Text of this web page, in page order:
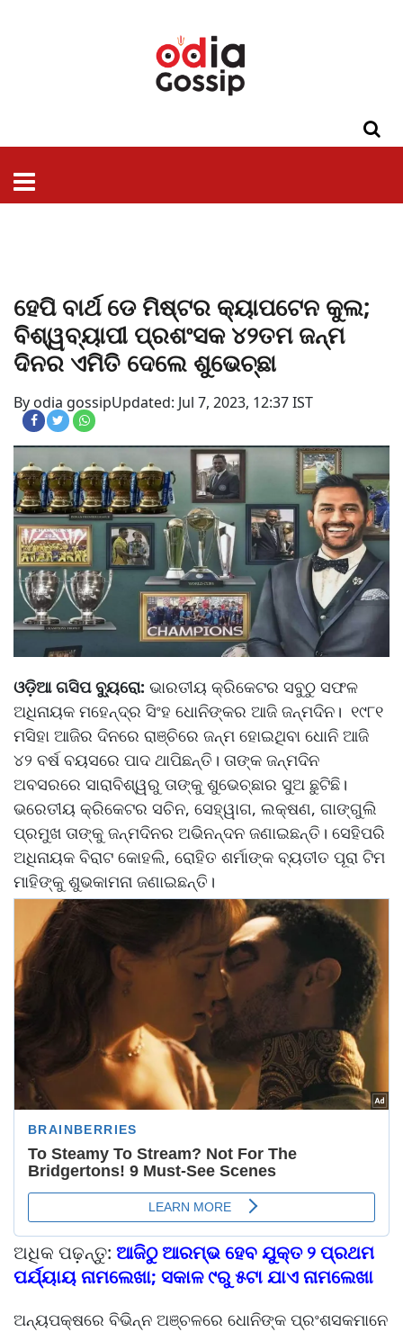
ହେପି ବାର୍ଥ ଡେ ମିଷ୍ଟର କ୍ୟାପଟେନ କୁଲ;
ବିଶ୍ୱବ୍ୟାପୀ ପ୍ରଶଂସକ ୪୨ତମ ଜନ୍ମ
ଦିନର ଏମିତି ଦେଲେ ଶୁଭେଚ୍ଛା
By odia gossipUpdated: Jul 7, 2023, 12:37 IST
ଓଡ଼ିଆ ଗସିପ ବ୍ୟୁରୋ: ଭାରତୀୟ କ୍ରିକେଟର ସବୁଠୁ ସଫଳ
ଅଧିନାୟକ ମହେନ୍ଦ୍ର ସିଂହ ଧୋନିଙ୍କର ଆଜି ଜନ୍ମଦିନ। ୧୯୮୧
ମସିହା ଆଜିର ଦିନରେ ରାଞ୍ଚିରେ ଜନ୍ମ ହୋଇଥିବା ଧୋନି ଆଜି
୪୨ ବର୍ଷ ବୟସରେ ପାଦ ଥାପିଛନ୍ତି। ତାଙ୍କ ଜନ୍ମଦିନ
ଅବସରରେ ସାରାବିଶ୍ୱରୁ ତାଙ୍କୁ ଶୁଭେଚ୍ଛାର ସୁଅ ଛୁଟିଛି।
ଭରେତୀୟ କ୍ରିକେଟର ସଚିନ, ସେହ୍ୱାଗ, ଲକ୍ଷଣ, ଗାଙ୍ଗୁଲି
ପ୍ରମୁଖ ତାଙ୍କୁ ଜନ୍ମଦିନର ଅଭିନନ୍ଦନ ଜଣାଇଛନ୍ତି। ସେହିପରି
ଅଧିନାୟକ ବିରାଟ କୋହଲି, ରୋହିତ ଶର୍ମାଙ୍କ ବ୍ୟତୀତ ପୂରା ଟିମ
ମାହିଙ୍କୁ ଶୁଭକାମନା ଜଣାଇଛନ୍ତି।
ଅଧିକ ପଢ଼ନ୍ତୁ: ଆଜିଠୁ ଆରମ୍ଭ ହେବ ଯୁକ୍ତ ୨ ପ୍ରଥମ
ପର୍ଯ୍ୟାୟ ନାମଲେଖା; ସକାଳ ୯ରୁ ୫ଟା ଯାଏ ନାମଲେଖା
ଅନ୍ୟପକ୍ଷରେ ବିଭିନ୍ନ ଅଞ୍ଚଳରେ ଧୋନିଙ୍କ ପ୍ରଂଶସକମାନେ